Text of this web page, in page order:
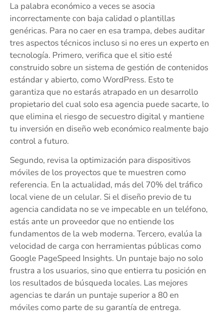
La palabra económico a veces se asocia
incorrectamente con baja calidad o plantillas
genéricas. Para no caer en esa trampa, debes auditar
tres aspectos técnicos incluso si no eres un experto en
tecnología. Primero, verifica que el sitio esté
construido sobre un sistema de gestión de contenidos
estándar y abierto, como WordPress. Esto te
garantiza que no estarás atrapado en un desarrollo
propietario del cual solo esa agencia puede sacarte, lo
que elimina el riesgo de secuestro digital y mantiene
tu inversión en diseño web económico realmente bajo
control a futuro.
Segundo, revisa la optimización para dispositivos
móviles de los proyectos que te muestren como
referencia. En la actualidad, más del 70% del tráfico
local viene de un celular. Si el diseño previo de tu
agencia candidata no se ve impecable en un teléfono,
estás ante un proveedor que no entiende los
fundamentos de la web moderna. Tercero, evalúa la
velocidad de carga con herramientas públicas como
Google PageSpeed Insights. Un puntaje bajo no solo
frustra a los usuarios, sino que entierra tu posición en
los resultados de búsqueda locales. Las mejores
agencias te darán un puntaje superior a 80 en
móviles como parte de su garantía de entrega.